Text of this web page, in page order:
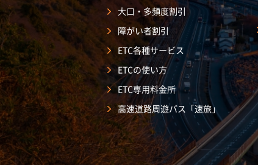
大口・多頻度割引
障がい者割引
ETC各種サービス
ETCの使い方
ETC専用料金所
高速道路周遊パス「速旅」